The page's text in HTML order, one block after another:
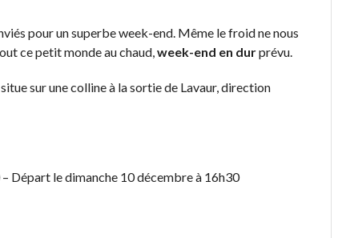
pour un superbe week-end. Même le froid ne nous
ce petit monde au chaud, week-end en durprévu.
sur une colline à la sortie de Lavaur, direction
Départ le dimanche 10 décembre à 16h30